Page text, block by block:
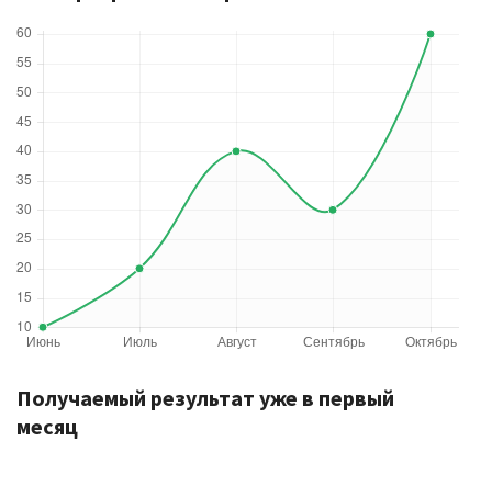
Получаемый результат уже в первый
месяц